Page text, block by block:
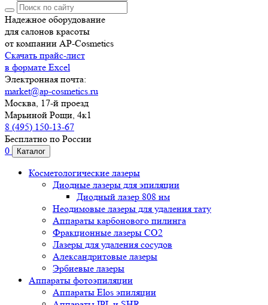
Надежное оборудование
для салонов красоты
от компании AP-Cosmetics
Скачать прайс-лист
в формате Excel
Электронная почта:
market@ap-cosmetics.ru
Москва, 17-й проезд
Марьиной Рощи, 4к1
8 (495) 150-13-67
Бесплатно по России
0
Каталог
Косметологические лазеры
Диодные лазеры для эпиляции
Диодный лазер 808 нм
Неодимовые лазеры для удаления тату
Аппараты карбонового пилинга
Фракционные лазеры CO2
Лазеры для удаления сосудов
Александритовые лазеры
Эрбиевые лазеры
Аппараты фотоэпиляции
Аппараты Elos эпиляции